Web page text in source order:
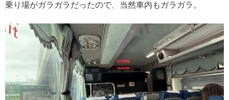
乗り場がガラガラだったので、当然車内もガラガラ。